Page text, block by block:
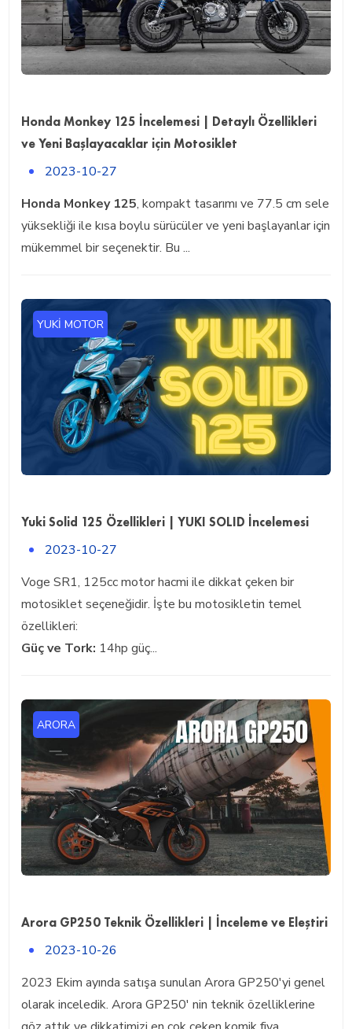
Honda Monkey 125 İncelemesi | Detaylı Özellikleri
ve Yeni Başlayacaklar için Motosiklet
2023-10-27
Honda Monkey 125, kompakt tasarımı ve 77.5 cm sele
yüksekliği ile kısa boylu sürücüler ve yeni başlayanlar için
mükemmel bir seçenektir. Bu ...
YUKI MOTOR
Yuki Solid 125 Özellikleri | YUKI SOLID İncelemesi
2023-10-27
Voge SR1, 125cc motor hacmi ile dikkat çeken bir
motosiklet seçeneğidir. İşte bu motosikletin temel
özellikleri:
Güç ve Tork: 14hp güç...
ARORA
Arora GP250 Teknik Özellikleri | İnceleme ve Eleştiri
2023-10-26
2023 Ekim ayında satışa sunulan Arora GP250'yi genel
olarak inceledik. Arora GP250' nin teknik özelliklerine